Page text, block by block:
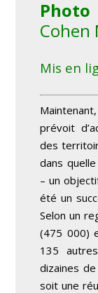
Photo
Cohen
Mis en
prévoit
des
dans
– un
été un
Selon un
(475 000)
135
dizaines
soit une